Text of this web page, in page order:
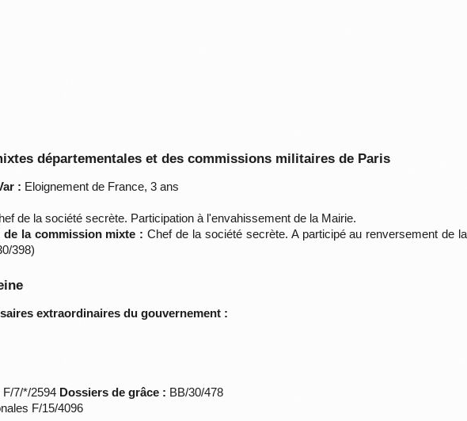
départementales et des commissions militaires de Paris
: Eloignement de France, 3 ans
de la société secrète. Participation à l'envahissement de la Mairie.
la commission mixte : Chef de la société secrète. A participé au renversement de
398)
extraordinaires du gouvernement :
7/*/2594 Dossiers de grâce : BB/30/478
F/15/4096